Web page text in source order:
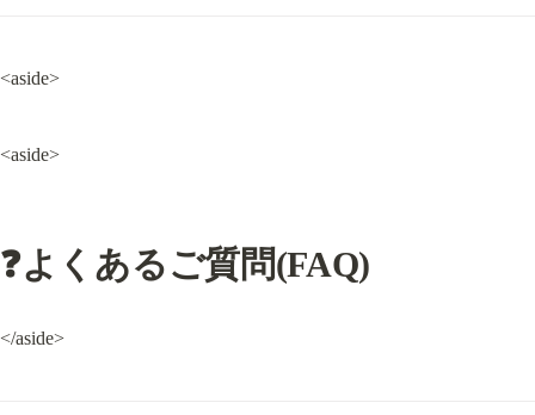
<aside>
<aside>
❓よくあるご質問(FAQ)
</aside>